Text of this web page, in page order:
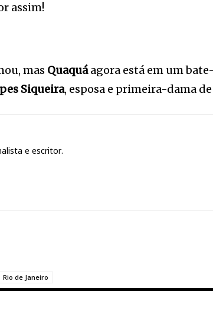
assim!
mas Quaquáagora está em um
Siqueira, esposa e primeira-dama
e escritor.
Rio de Janeiro